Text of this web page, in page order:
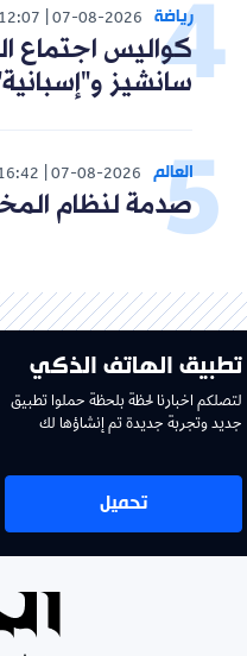
رياضة 07-08-2026
12:07
كواليس اجتماع
سانشيز
العالم 07-08-2026
صدمة لنظام
تطبيق الهاتف الذكي
لتصلكم اخبارنا لحظة بلحظة حملوا تطبيق
جديد وتجربة جديدة تم إنشاؤها لك
تحميل